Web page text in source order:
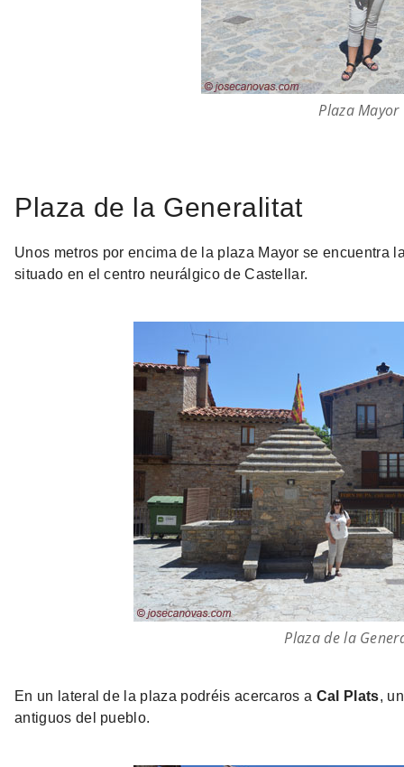
Plaza Mayor
Plaza de la Generalitat
Unos metros por encima de la plaza Mayor se encuentra
situado en el centro neurálgico de Castellar.
Plaza de la
En un lateral de la plaza podréis acercaros a Cal Plats,
antiguos del pueblo.